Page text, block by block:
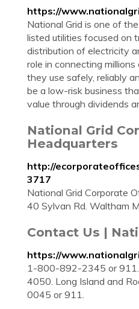
https://
National Grid is one of
listed utilities focused on
distribution of electricity
role in connecting
they use safely, reliably
be a low-risk business
value through dividends
National Grid
Headquarters
http://
3717
National Grid Corporate
40 Sylvan Rd. Waltham
Contact Us |
https://
1-800-892-2345 or
4050. Long Island and
0045 or 911.